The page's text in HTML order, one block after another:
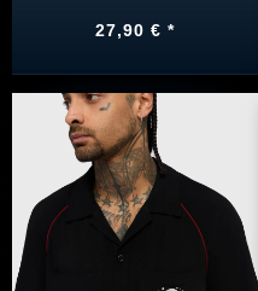
27,90 € *